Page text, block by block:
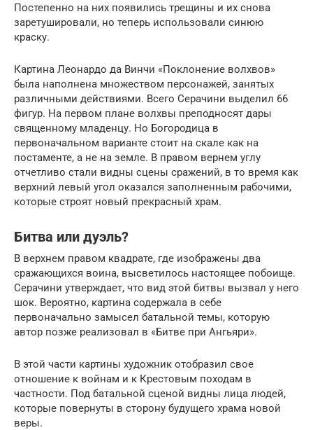
Постепенно на них появились трещины и их снова
заретушировали, но теперь использовали синюю
краску.
Картина Леонардо да Винчи «Поклонение волхвов»
была наполнена множеством персонажей, занятых
различными действиями. Всего Серачини выделил 66
фигур. На первом плане волхвы преподносят дары
священному младенцу. Но Богородица в
первоначальном варианте стоит на скале как на
постаменте, а не на земле. В правом вернем углу
отчетливо стали видны сцены сражений, в то время как
верхний левый угол оказался заполненным рабочими,
которые строят новый прекрасный храм.
Битва или дуэль?
В верхнем правом квадрате, где изображены два
сражающихся воина, высветилось настоящее побоище.
Серачини утверждает, что вид этой битвы вызвал у него
шок. Вероятно, картина содержала в себе
первоначально замысел батальной темы, которую
автор позже реализовал в «Битве при Ангьяри».
В этой части картины художник отобразил свое
отношение к войнам и к Крестовым походам в
частности. Под батальной сценой видны лица людей,
которые повернуты в сторону будущего храма новой
веры.